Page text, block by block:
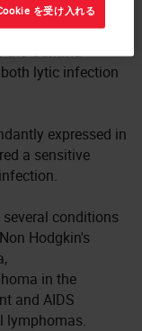
the Gamma
lytic infection
expressed in
a sensitive
conditions
Hodgkin's
in the
and AIDS
lymphomas.
を受け入れる